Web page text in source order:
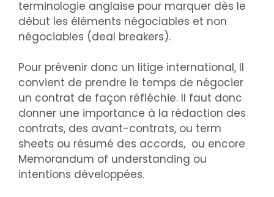
terminologie anglaise pour marquer dès le
début les éléments négociables et non
négociables (deal breakers).
Pour prévenir donc un litige international, Il
convient de prendre le temps de négocier
un contrat de façon réfléchie. Il faut donc
donner une importance à la rédaction des
contrats, des avant-contrats, ou term
sheets ou résumé des accords, ou encore
Memorandum of understanding ou
intentions développées.